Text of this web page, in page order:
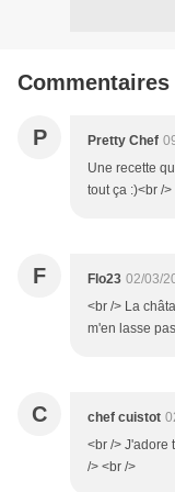
Commentaires
P Pretty Chef
Une recette
tout ça :)<br /
F Flo23 02/03/
<br /> La
m'en lasse
C chef cuistot
<br /> J'adore
/> <br />